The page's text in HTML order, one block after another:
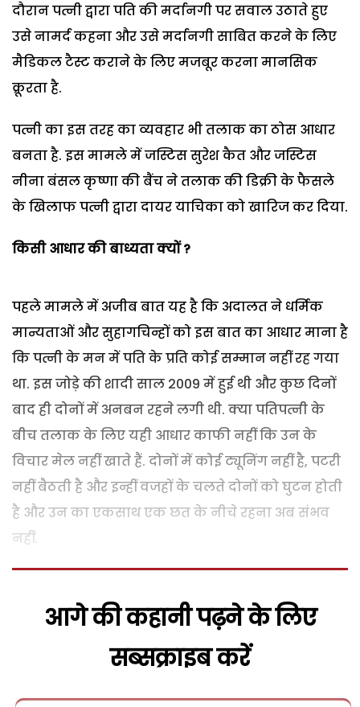
दौरान पत्नी द्वारा पति की मर्दानगी पर सवाल उठाते हुए
उसे नामर्द कहना और उसे मर्दानगी साबित करने के लिए
मैडिकल टैस्ट कराने के लिए मजबूर करना मानसिक
क्रूरता है.
पत्नी का इस तरह का व्यवहार भी तलाक का ठोस आधार
बनता है. इस मामले में जस्टिस सुरेश कैत और जस्टिस
नीना बंसल कृष्णा की बैंच ने तलाक की डिक्री के फैसले
के खिलाफ पत्नी द्वारा दायर याचिका को खारिज कर दिया.
किसी आधार की बाध्यता क्यों ?
पहले मामले में अजीब बात यह है कि अदालत ने धर्मिक
मान्यताओं और सुहागचिन्हों को इस बात का आधार माना है
कि पत्नी के मन में पति के प्रति कोई सम्मान नहीं रह गया
था. इस जोड़े की शादी साल 2009 में हुई थी और कुछ दिनों
बाद ही दोनों में अनबन रहने लगी थी. क्या पतिपत्नी के
बीच तलाक के लिए यही आधार काफी नहीं कि उन के
विचार मेल नहीं खाते हैं. दोनों में कोई ट्यूनिंग नहीं है, पटरी
नहीं बैठती है और इन्हीं वजहों के चलते दोनों को घुटन होती
है और उन का एकसाथ एक छत के नीचे रहना अब संभव
नहीं.
आगे की कहानी पढ़ने के लिए
सब्सक्राइब करें